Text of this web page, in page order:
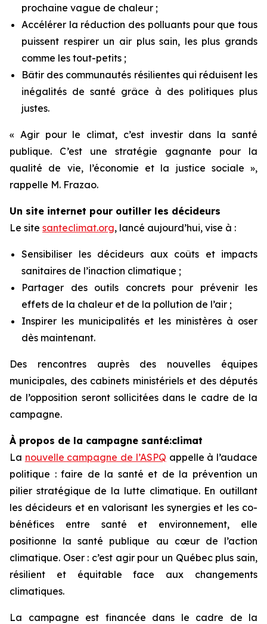
prochaine vague de chaleur ;
Accélérer la réduction des polluants pour que tous
puissent respirer un air plus sain, les plus grands
comme les tout-petits ;
Bâtir des communautés résilientes qui réduisent les
inégalités de santé grâce à des politiques plus
justes.
« Agir pour le climat, c’est investir dans la santé
publique. C’est une stratégie gagnante pour la
qualité de vie, l’économie et la justice sociale »,
rappelle M. Frazao.
Un site internet pour outiller les décideurs
Le site santeclimat.org, lancé aujourd’hui, vise à :
Sensibiliser les décideurs aux coûts et impacts
sanitaires de l’inaction climatique ;
Partager des outils concrets pour prévenir les
effets de la chaleur et de la pollution de l’air ;
Inspirer les municipalités et les ministères à oser
dès maintenant.
Des rencontres auprès des nouvelles équipes
municipales, des cabinets ministériels et des députés
de l’opposition seront sollicitées dans le cadre de la
campagne.
À propos de la campagne santé:climat
La nouvelle campagne de l’ASPQ appelle à l’audace
politique : faire de la santé et de la prévention un
pilier stratégique de la lutte climatique. En outillant
les décideurs et en valorisant les synergies et les co-
bénéfices entre santé et environnement, elle
positionne la santé publique au cœur de l’action
climatique. Oser : c’est agir pour un Québec plus sain,
résilient et équitable face aux changements
climatiques.
La campagne est financée dans le cadre de la